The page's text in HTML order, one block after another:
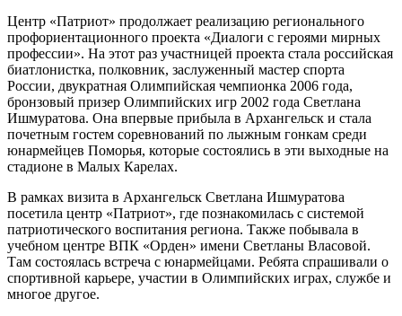
Центр «Патриот» продолжает реализацию регионального
профориентационного проекта «Диалоги с героями мирных
профессии». На этот раз участницей проекта стала российская
биатлонистка, полковник, заслуженный мастер спорта
России, двукратная Олимпийская чемпионка 2006 года,
бронзовый призер Олимпийских игр 2002 года Светлана
Ишмуратова. Она впервые прибыла в Архангельск и стала
почетным гостем соревнований по лыжным гонкам среди
юнармейцев Поморья, которые состоялись в эти выходные на
стадионе в Малых Карелах.
В рамках визита в Архангельск Светлана Ишмуратова
посетила центр «Патриот», где познакомилась с системой
патриотического воспитания региона. Также побывала в
учебном центре ВПК «Орден» имени Светланы Власовой.
Там состоялась встреча с юнармейцами. Ребята спрашивали о
спортивной карьере, участии в Олимпийских играх, службе и
многое другое.